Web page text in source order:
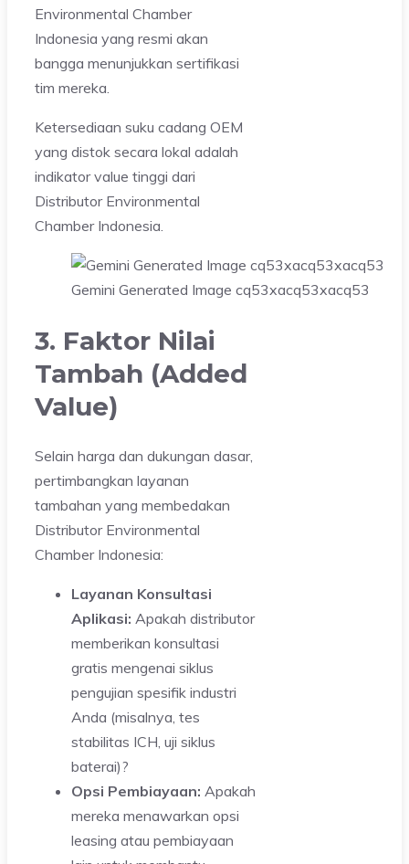
Environmental Chamber
Indonesia yang resmi akan
bangga menunjukkan sertifikasi
tim mereka.
Ketersediaan suku cadang OEM
yang distok secara lokal adalah
indikator value tinggi dari
Distributor Environmental
Chamber Indonesia.
Gemini Generated Image cq53xacq53xacq53
3. Faktor Nilai
Tambah (Added
Value)
Selain harga dan dukungan dasar,
pertimbangkan layanan
tambahan yang membedakan
Distributor Environmental
Chamber Indonesia:
Layanan Konsultasi
Aplikasi: Apakah distributor
memberikan konsultasi
gratis mengenai siklus
pengujian spesifik industri
Anda (misalnya, tes
stabilitas ICH, uji siklus
baterai)?
Opsi Pembiayaan: Apakah
mereka menawarkan opsi
leasing atau pembiayaan